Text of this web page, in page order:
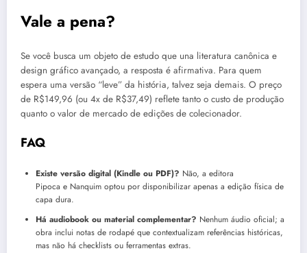
Vale a pena?
Se você busca um objeto de estudo que una literatura canônica e
design gráfico avançado, a resposta é afirmativa. Para quem
espera uma versão “leve” da história, talvez seja demais. O preço
de R$149,96 (ou 4x de R$37,49) reflete tanto o custo de produção
quanto o valor de mercado de edições de colecionador.
FAQ
Existe versão digital (Kindle ou PDF)? Não, a editora
Pipoca e Nanquim optou por disponibilizar apenas a edição física de
capa dura.
Há audiobook ou material complementar? Nenhum áudio oficial; a
obra inclui notas de rodapé que contextualizam referências históricas,
mas não há checklists ou ferramentas extras.